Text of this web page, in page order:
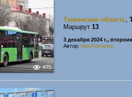
475
Тюменская область,
Маршрут 13
3 декабря 2024 г., вторник
Автор: AlexRomanen